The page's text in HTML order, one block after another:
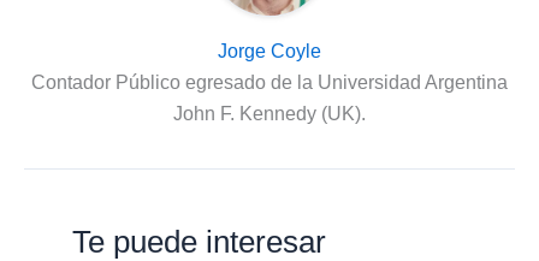
Jorge Coyle
Contador Público egresado de la Universidad Argentina
John F. Kennedy (UK).
Te puede interesar